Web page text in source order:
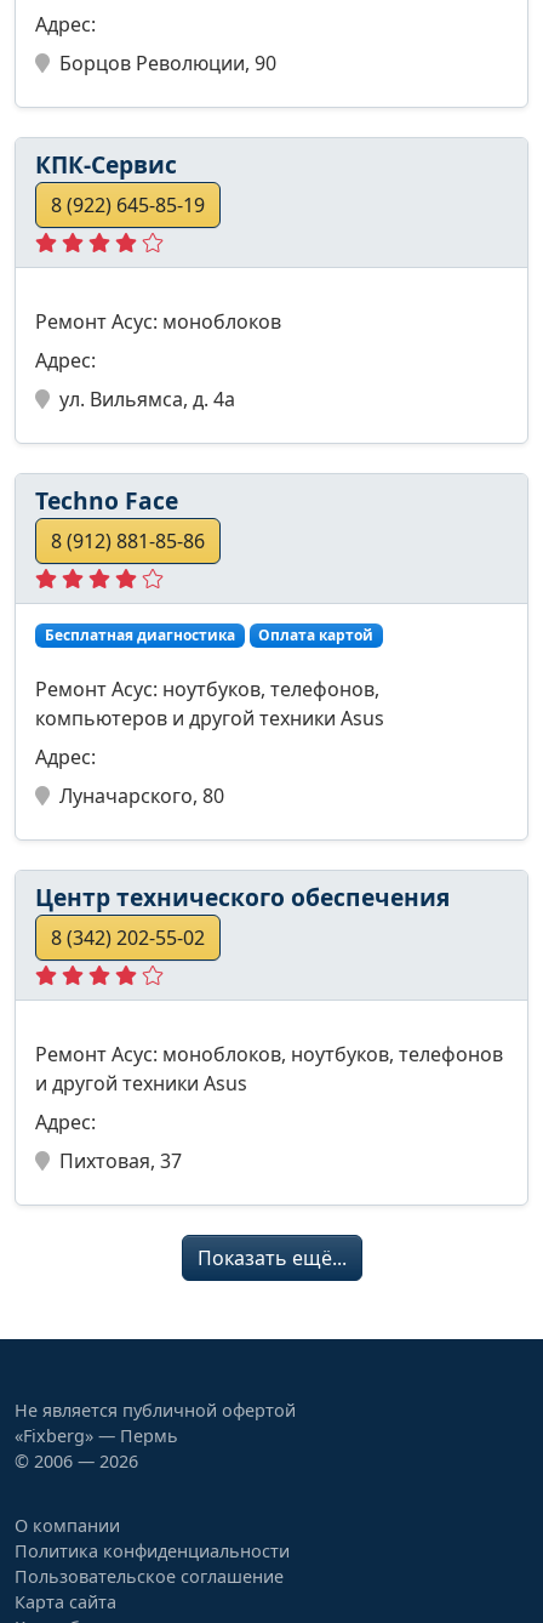
Адрес:
Борцов Революции, 90
КПК-Сервис
8 (922) 645-85-19
Ремонт Асус: моноблоков
Адрес:
ул. Вильямса, д. 4а
Techno Face
8 (912) 881-85-86
Бесплатная диагностика Оплата картой
Ремонт Асус: ноутбуков, телефонов,
компьютеров и другой техники Asus
Адрес:
Луначарского, 80
Центр технического обеспечения
8 (342) 202-55-02
Ремонт Асус: моноблоков, ноутбуков, телефонов
и другой техники Asus
Адрес:
Пихтовая, 37
Показать ещё...
Не является публичной офертой
«Fixberg» — Пермь
© 2006 — 2026
О компании
Политика конфиденциальности
Пользовательское соглашение
Карта сайта